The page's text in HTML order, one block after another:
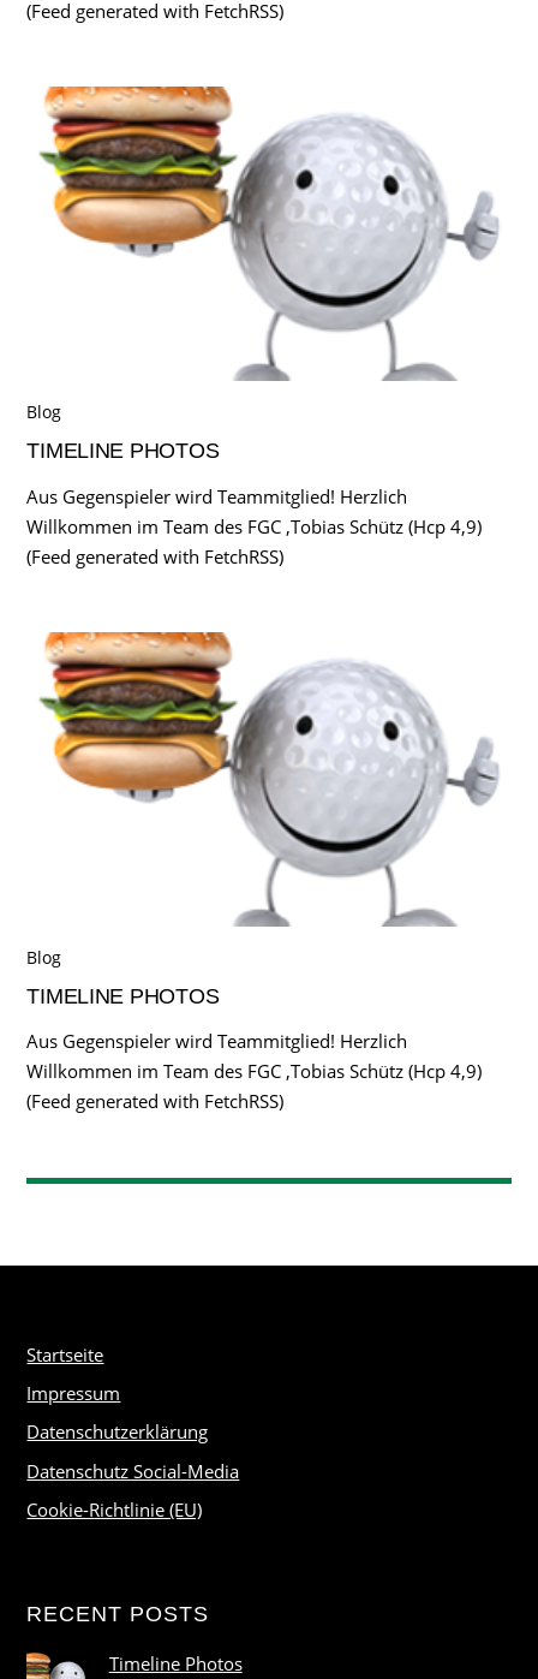
(Feed generated with FetchRSS)
Blog
TIMELINE PHOTOS
Aus Gegenspieler wird Teammitglied! Herzlich
Willkommen im Team des FGC ,Tobias Schütz (Hcp 4,9)
(Feed generated with FetchRSS)
Blog
TIMELINE PHOTOS
Aus Gegenspieler wird Teammitglied! Herzlich
Willkommen im Team des FGC ,Tobias Schütz (Hcp 4,9)
(Feed generated with FetchRSS)
Startseite
Impressum
Datenschutzerklärung
Datenschutz Social-Media
Cookie-Richtlinie (EU)
RECENT POSTS
Timeline Photos